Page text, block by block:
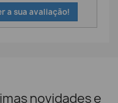
a sua avaliação!
novidades e